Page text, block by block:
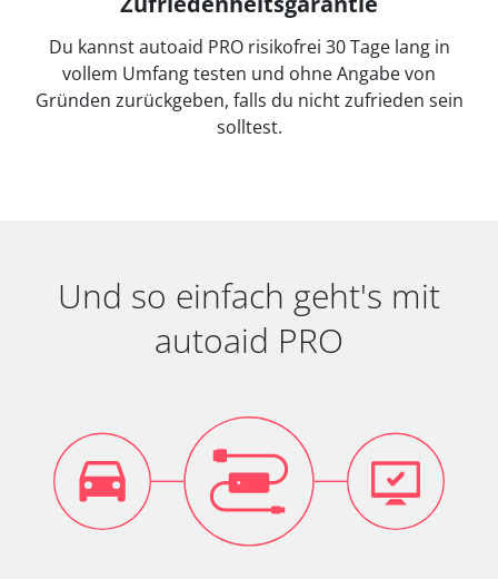
Du kannst autoaid PRO risikofrei 30 Tage lang in
vollem Umfang testen und ohne Angabe von
Gründen zurückgeben, falls du nicht zufrieden sein
solltest.
Und so einfach geht's mit
autoaid PRO